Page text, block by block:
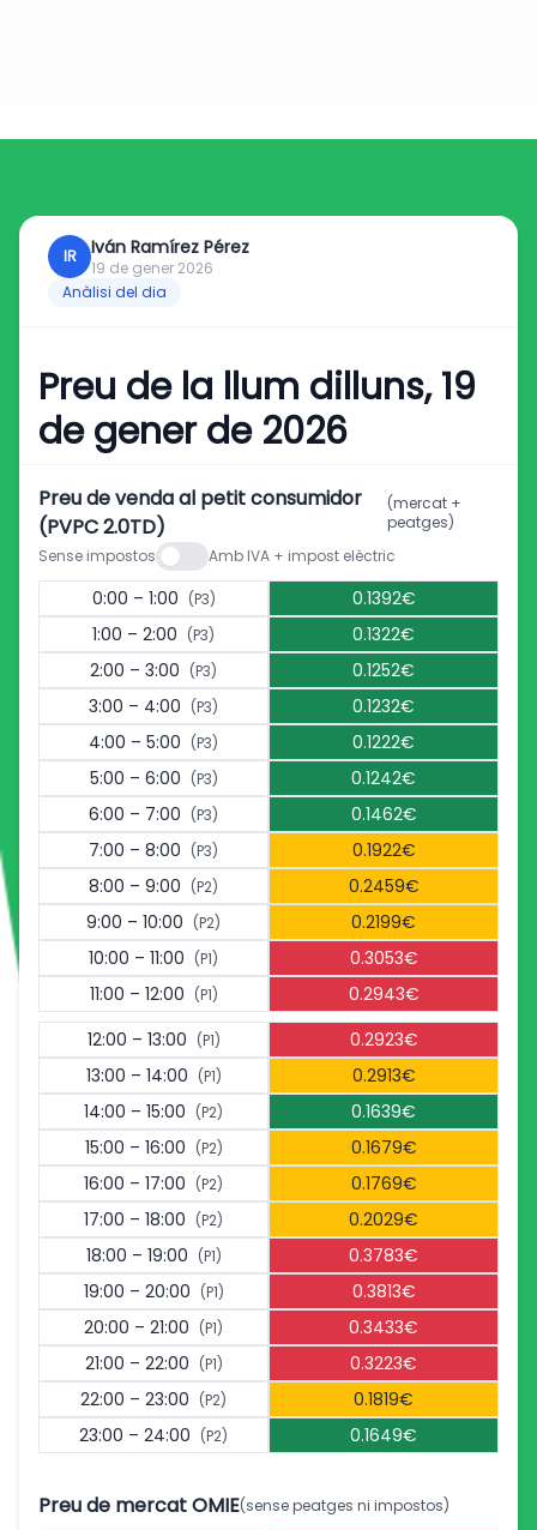
IR Iván Ramírez Pérez
19 de gener 2026
Anàlisi del dia
Preu de la llum dilluns, 19
de gener de 2026
Preu de venda al petit consumidor
(PVPC 2.0TD)
(mercat +
peatges)
Sense impostos
Amb IVA + impost elèctric
0:00 – 1:00 (P3)
0.1392€
1:00 – 2:00 (P3)
0.1322€
2:00 – 3:00 (P3)
0.1252€
3:00 – 4:00 (P3)
0.1232€
4:00 – 5:00 (P3)
0.1222€
5:00 – 6:00 (P3)
0.1242€
6:00 – 7:00 (P3)
0.1462€
7:00 – 8:00 (P3)
0.1922€
8:00 – 9:00 (P2)
0.2459€
9:00 – 10:00 (P2)
0.2199€
10:00 – 11:00 (P1)
0.3053€
11:00 – 12:00 (P1)
0.2943€
12:00 – 13:00 (P1)
0.2923€
13:00 – 14:00 (P1)
0.2913€
14:00 – 15:00 (P2)
0.1639€
15:00 – 16:00 (P2)
0.1679€
16:00 – 17:00 (P2)
0.1769€
17:00 – 18:00 (P2)
0.2029€
18:00 – 19:00 (P1)
0.3783€
19:00 – 20:00 (P1)
0.3813€
20:00 – 21:00 (P1)
0.3433€
21:00 – 22:00 (P1)
0.3223€
22:00 – 23:00 (P2)
0.1819€
23:00 – 24:00 (P2) 0.1649€
Preu de mercat OMIE(sense peatges ni impostos)